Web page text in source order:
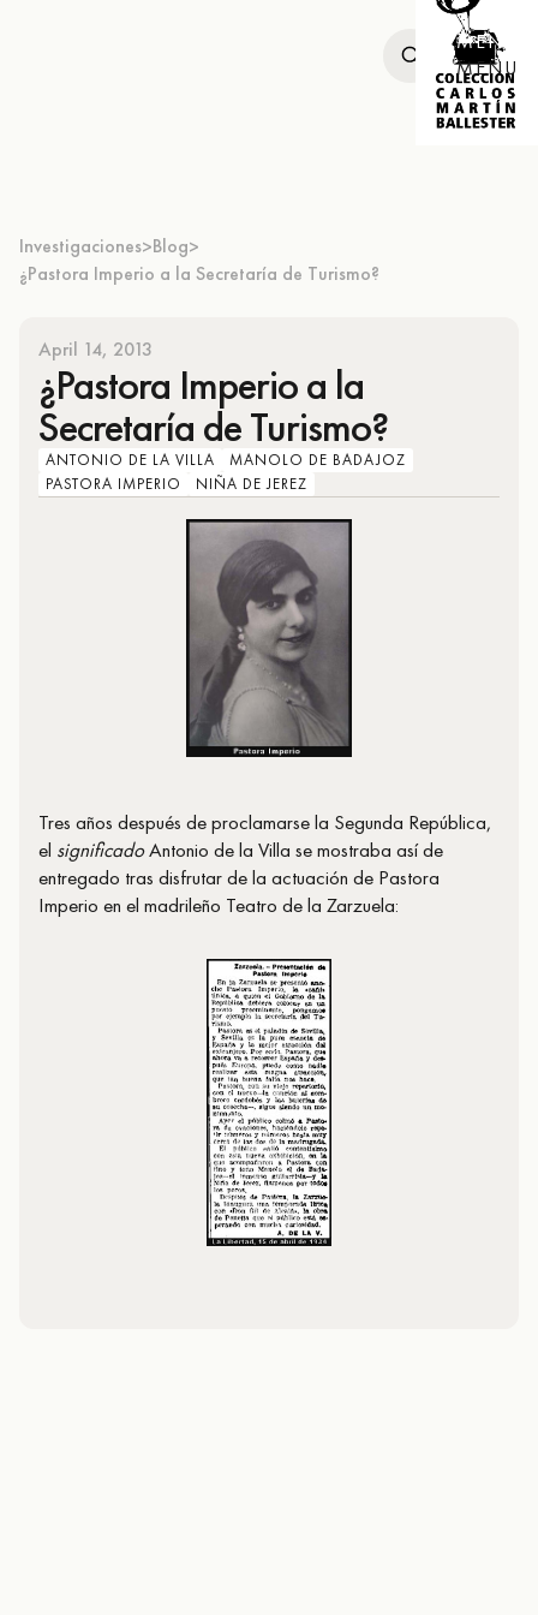
MENU
MENU
Investigaciones>Blog>
¿Pastora Imperio a la Secretaría de Turismo?
April 14, 2013
¿Pastora Imperio a la
Secretaría de Turismo?
ANTONIO DE LA VILLA
MANOLO DE BADAJOZ
PASTORA IMPERIO
NIÑA DE JEREZ
Tres años después de proclamarse la Segunda República,
el significadoAntonio de la Villa se mostraba así de
entregado tras disfrutar de la actuación de Pastora
Imperio en el madrileño Teatro de la Zarzuela: